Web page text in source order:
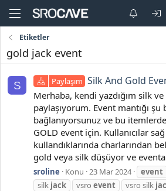
Etiketler
gold jack event
S Paylaşım Silk And Gold
Merhaba, kendi yazdığım silk
paylaşıyorum. Event mantığı
bağlanıyorsunuz ve bu
GOLD event için. Kullanıcılar sağ
kullandıklarında charlarından
gold veya silk düşüyor ve eventa
sroline Konu 23 Mar 2024 event
silk jack vsro event vsro silk